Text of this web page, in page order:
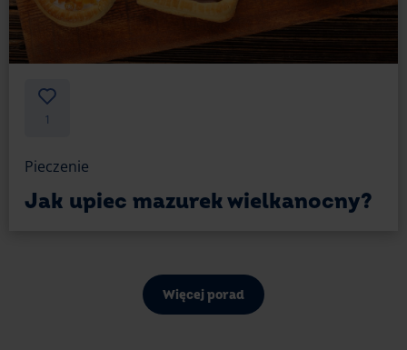
1
Pieczenie
Jak upiec mazurek wielkanocny?
Więcej porad